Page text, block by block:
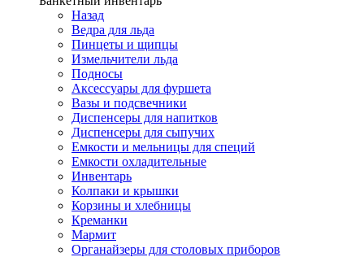
Назад
Ведра для льда
Пинцеты и щипцы
Измельчители льда
Подносы
Аксессуары для фуршета
Вазы и подсвечники
Диспенсеры для напитков
Диспенсеры для сыпучих
Емкости и мельницы для специй
Емкости охладительные
Инвентарь
Колпаки и крышки
Корзины и хлебницы
Креманки
Мармит
Органайзеры для столовых приборов